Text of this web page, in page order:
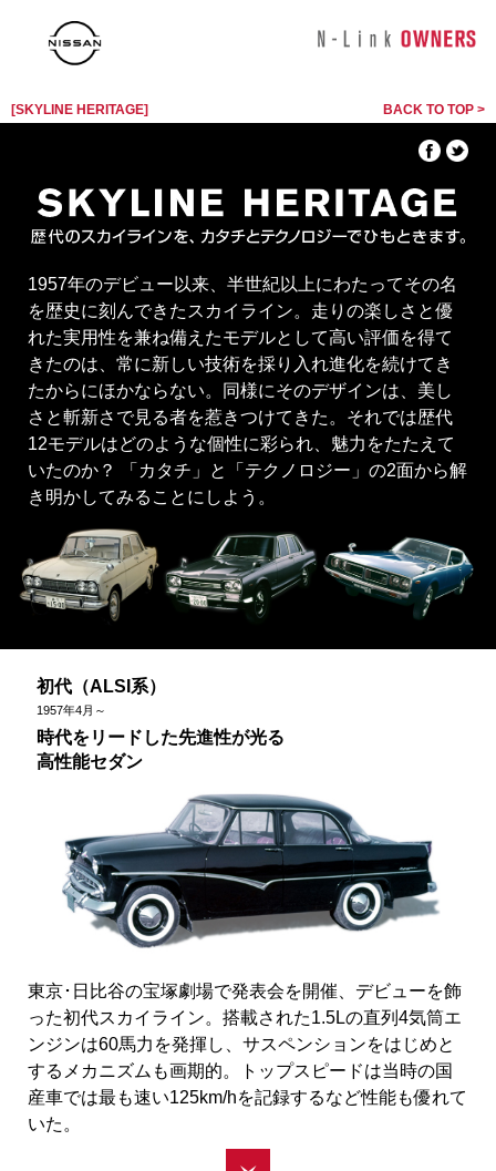
[SKYLINE HERITAGE] BACK TO TOP >
1957年のデビュー以来、半世紀以上にわたってその名
を歴史に刻んできたスカイライン。走りの楽しさと優
れた実用性を兼ね備えたモデルとして高い評価を得て
きたのは、常に新しい技術を採り入れ進化を続けてき
たからにほかならない。同様にそのデザインは、美し
さと斬新さで見る者を惹きつけてきた。それでは歴代
12モデルはどのような個性に彩られ、魅力をたたえて
いたのか？ 「カタチ」と「テクノロジー」の2面から解
き明かしてみることにしよう。
初代（ALSI系）
1957年4月～
時代をリードした先進性が光る
高性能セダン
東京･日比谷の宝塚劇場で発表会を開催、デビューを飾
った初代スカイライン。搭載された1.5Lの直列4気筒エ
ンジンは60馬力を発揮し、サスペンションをはじめと
するメカニズムも画期的。トップスピードは当時の国
産車では最も速い125km/hを記録するなど性能も優れて
いた。